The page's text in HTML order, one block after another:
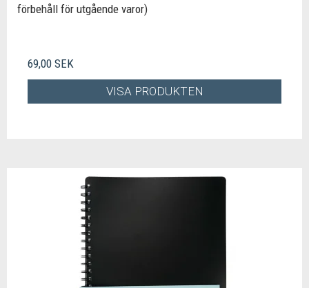
förbehåll för utgående varor)
69,00 SEK
VISA PRODUKTEN